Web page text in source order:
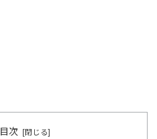
目次